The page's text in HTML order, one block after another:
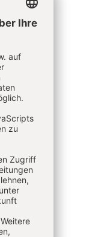
und
was